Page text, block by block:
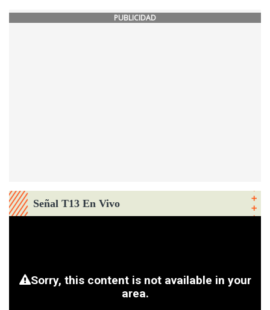
PUBLICIDAD
Señal T13 En Vivo